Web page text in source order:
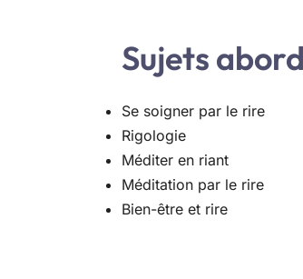
Sujets
Se soigner par le rire
Rigologie
Méditer en riant
Méditation par le rire
Bien-être et rire